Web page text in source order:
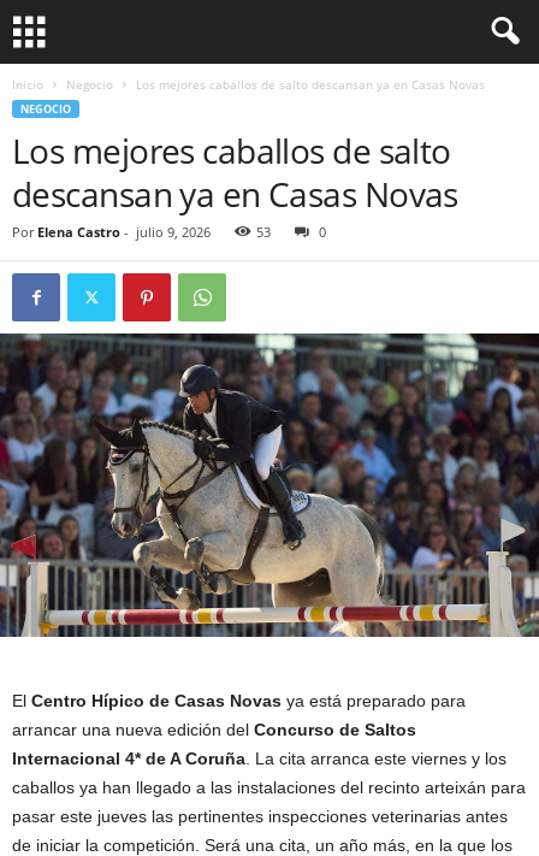
Inicio Negocio Los mejores caballos de salto descansan ya en Casas Novas
NEGOCIO
Los mejores caballos de salto
descansan ya en Casas Novas
Por Elena Castro - julio 9, 2026 53 0
El Centro Hípico de Casas Novas ya está preparado para
arrancar una nueva edición del Concurso de Saltos
Internacional 4* de A Coruña . La cita arranca este viernes y los
caballos ya han llegado a las instalaciones del recinto arteixán para
pasar este jueves las pertinentes inspecciones veterinarias antes
de iniciar la competición. Será una cita, un año más, en la que los